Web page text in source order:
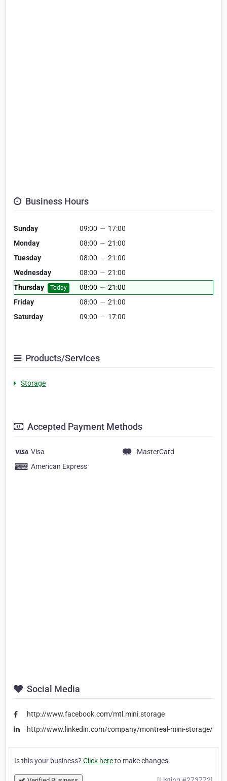
Business Hours
Sunday 09:00 — 17:00
Monday
08:00 — 21:00
Tuesday
08:00 — 21:00
Wednesday
08:00 — 21:00
Thursday
Today 08:00 — 21:00
Friday
08:00 — 21:00
Saturday
09:00 — 17:00
Products/Services
Storage
Accepted Payment Methods
Visa
MasterCard
American Express
Social Media
http://www.facebook.com/mtl.mini.storage
http://www.linkedin.com/company/montreal-mini-storage/
Is this your business? Click hereto make changes.